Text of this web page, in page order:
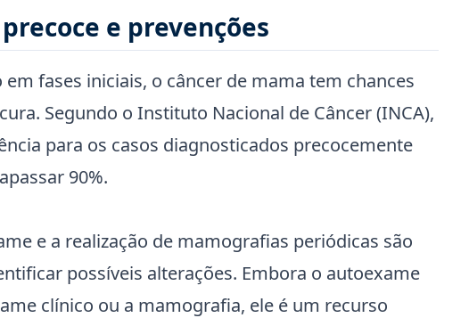
e prevenções
fases iniciais, o câncer de mama tem chances
Segundo o Instituto Nacional de Câncer (INCA),
para os casos diagnosticados precocemente
90%.
e a realização de mamografias periódicas são
possíveis alterações. Embora o autoexame
clínico ou a mamografia, ele é um recurso